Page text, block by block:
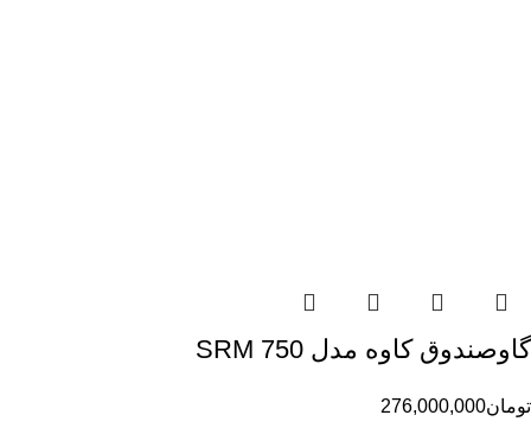
گاوصندوق کاوه مدل 750 SRM
تومان276,000,000